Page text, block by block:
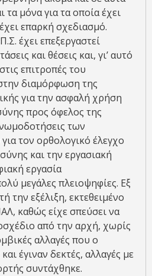
τα μόνα για τα οποία έχει
επαρκή σχεδιασμό.
έχει επεξεργαστεί
και θέσεις και, γι’ αυτό
επιτροπές του
διαμόρφωση της
για την ασφαλή χρήση
προς όφελος της
των
τον ορθολογικό έλεγχο
και την εργασιακή
εργασία
μεγάλες πλειοψηφίες. Εξ
την εξέλιξη, εκτεθειμένο
καθώς είχε σπεύσει να
από την αρχή, χωρίς
αλλαγές που ο
έγιναν δεκτές, αλλαγές με
συντάχθηκε.